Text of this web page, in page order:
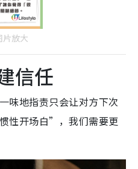
片放大
信任
味地指责只会让对方下次
性开场白”，我们需要更